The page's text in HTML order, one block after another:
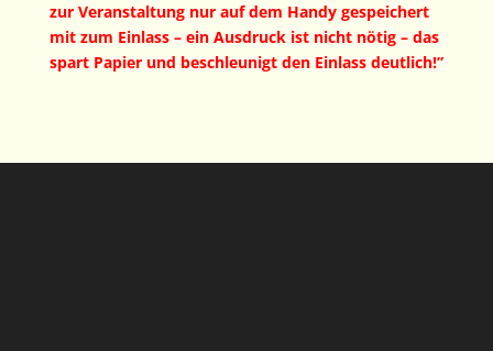
zur Veranstaltung nur auf dem Handy gespeichert
mit zum Einlass – ein Ausdruck ist nicht nötig – das
spart Papier und beschleunigt den Einlass deutlich!”